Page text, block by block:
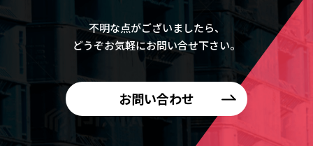
不明な点がございましたら、
どうぞお気軽にお問い合せ下さい。
お問い合わせ